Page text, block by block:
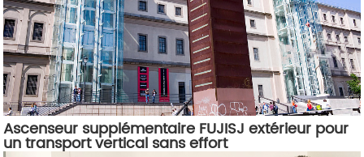
Ascenseur supplémentaire FUJISJ extérieur pour
un transport vertical sans effort